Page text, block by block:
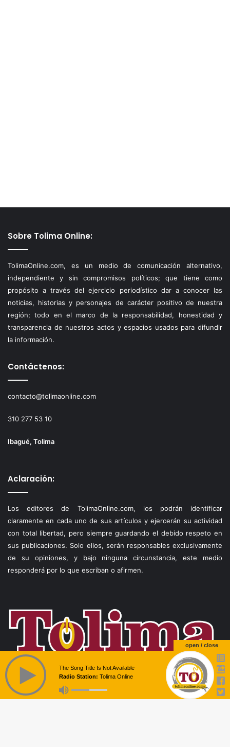
Sobre Tolima Online:
TolimaOnline.com, es un medio de comunicación alternativo,
independiente y sin compromisos políticos; que tiene como
propósito a través del ejercicio periodístico dar a conocer las
noticias, historias y personajes de carácter positivo de nuestra
región; todo en el marco de la responsabilidad, honestidad y
transparencia de nuestros actos y espacios usados para difundir
la información.
Contáctenos:
contacto@tolimaonline.com
310 277 53 10
Ibagué, Tolima
Aclaración:
Los editores de TolimaOnline.com, los podrán identificar
claramente en cada uno de sus artículos y ejercerán su actividad
con total libertad, pero siempre guardando el debido respeto en
sus publicaciones. Solo ellos, serán responsables exclusivamente
de su opiniones, y bajo ninguna circunstancia, este medio
responderá por lo que escriban o afirmen.
open / close
The Song Title Is Not Available
Radio Station: Tolima Online